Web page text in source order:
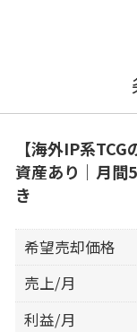
【海外IP系
資産あり｜月間
き
希望売却価格
売上/月
利益/月